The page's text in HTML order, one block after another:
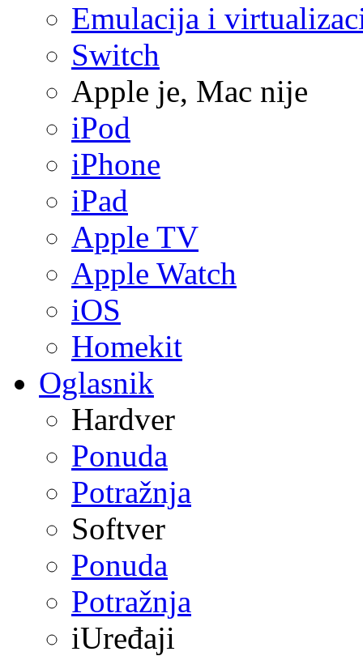
Emulacija i
Switch
Apple je, Mac nije
iPod
iPhone
iPad
Apple TV
Apple Watch
iOS
Homekit
Oglasnik
Hardver
Ponuda
Potražnja
Softver
Ponuda
Potražnja
iUređaji